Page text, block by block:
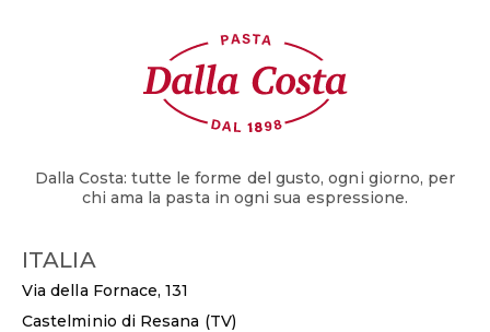
Dalla Costa: tutte le forme del gusto, ogni giorno, per
chi ama la pasta in ogni sua espressione.
ITALIA
Via della Fornace, 131
Castelminio di Resana (TV)